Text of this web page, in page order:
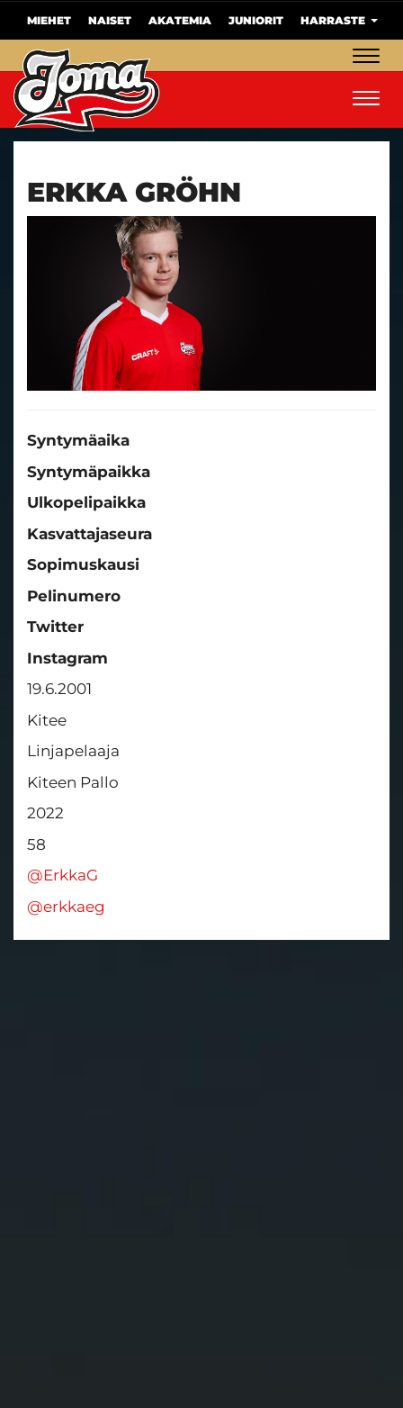
MIEHET NAISET AKATEMIA JUNIORIT HARRASTE
ERKKA GRÖHN
Syntymäaika
Syntymäpaikka
Ulkopelipaikka
Kasvattajaseura
Sopimuskausi
​​​​​​​Pelinumero
Twitter
Instagram
19.6.2001
Kitee
Linjapelaaja
Kiteen Pallo
2022
58
@ErkkaG
@erkkaeg